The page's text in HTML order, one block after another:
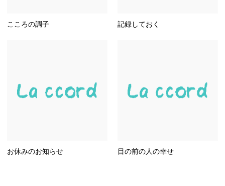
こころの調子 記録しておく
お休みのお知らせ 目の前の人の幸せ